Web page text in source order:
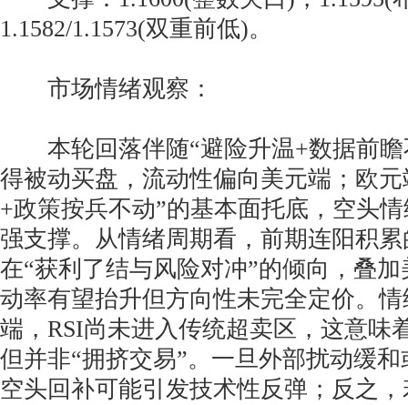
1.1582/1.1573(双重前低)。
市场情绪观察：
本轮回落伴随“避险升温+数据前瞻
得被动买盘，流动性偏向美元端；欧
+政策按兵不动”的基本面托底，空头
强支撑。从情绪周期看，前期连阳积
在“获利了结与风险对冲”的倾向，叠
动率有望抬升但方向性未完全定价。
端，RSI尚未进入传统超卖区，这意味
但并非“拥挤交易”。一旦外部扰动缓
空头回补可能引发技术性反弹；反之